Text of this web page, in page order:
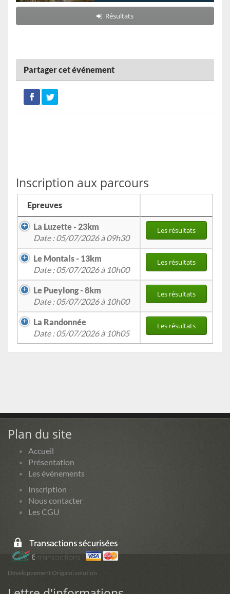
Résultats
Partager cet événement
Inscription aux parcours
Epreuves
La Luzette - 23km
Date : 05/07/2026 à 09h30
Les résultats
Le Montals - 13km
Date : 05/07/2026 à 10h00
Les résultats
Le Pueylong - 8km
Date : 05/07/2026 à 10h00
Les résultats
La Randonnée
Date : 05/07/2026 à 10h05
Les résultats
Plan du site
Accueil
Présentation
Les événements
Inscription
Nous contacter
Les CGU
Développement Origami solution